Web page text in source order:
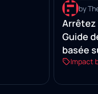
by
Arrêtez
Guide
basée
reçus
Impact